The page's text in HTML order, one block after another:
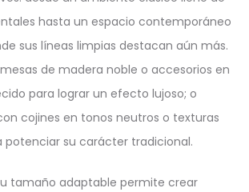
hasta un espacio contemporáneo
sus líneas limpias destacan aún más.
de madera noble o accesorios en
para lograr un efecto lujoso; o
cojines en tonos neutros o texturas
potenciar su carácter tradicional.
tamaño adaptable permite crear